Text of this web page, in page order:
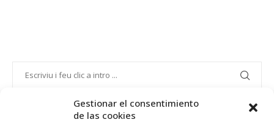
Gestionar el consentimiento
de las cookies